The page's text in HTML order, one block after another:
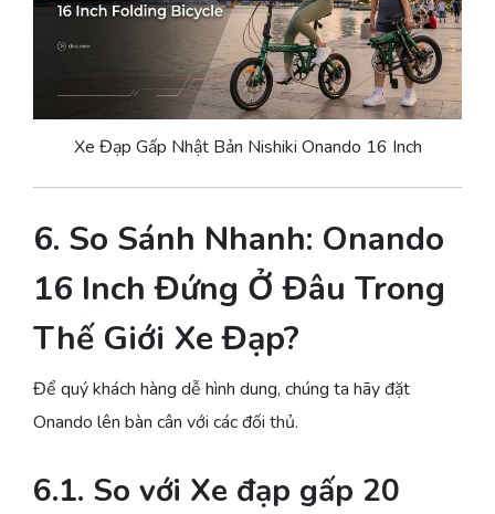
Xe Đạp Gấp Nhật Bản Nishiki Onando 16 Inch
6. So Sánh Nhanh: Onando
16 Inch Đứng Ở Đâu Trong
Thế Giới Xe Đạp?
Để quý khách hàng dễ hình dung, chúng ta hãy đặt
Onando lên bàn cân với các đối thủ.
6.1. So với Xe đạp gấp 20